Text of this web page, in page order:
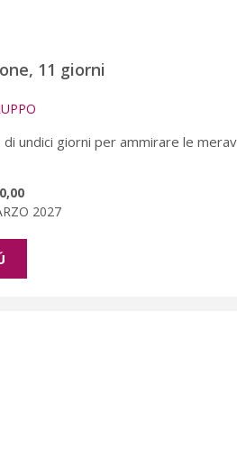
11 giorni
undici giorni per ammirare le
2027